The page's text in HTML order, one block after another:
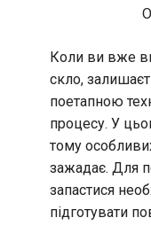
Коли ви вже
скло,
поетапною
процесу. У
тому
зажадає. Для
запастися
підготувати